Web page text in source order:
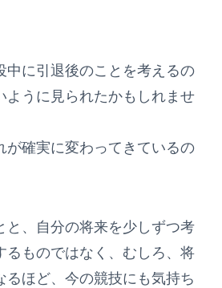
中に引退後のことを考えるの
ように見られたかもしれませ
が確実に変わってきているの
と、自分の将来を少しずつ考
るものではなく、むしろ、将
るほど、今の競技にも気持ち